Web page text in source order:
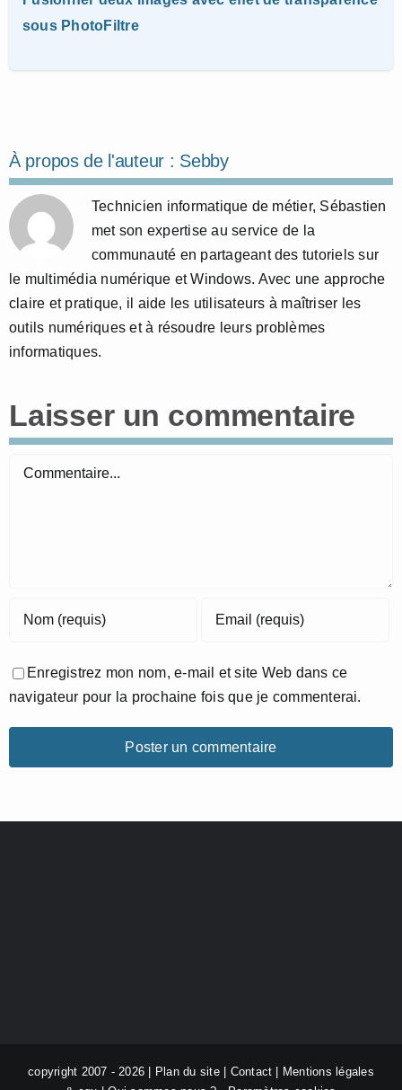
sous PhotoFiltre
À propos de l'auteur : Sebby
Technicien informatique de métier, Sébastien
met son expertise au service de la
communauté en partageant des tutoriels sur
le multimédia numérique et Windows. Avec une approche
claire et pratique, il aide les utilisateurs à maîtriser les
outils numériques et à résoudre leurs problèmes
informatiques.
Laisser un commentaire
Commentaire
Enregistrez mon nom, e-mail et site Web dans ce
navigateur pour la prochaine fois que je commenterai.
copyright 2007 - 2026 | Plan du site| Contact
Mentions légales